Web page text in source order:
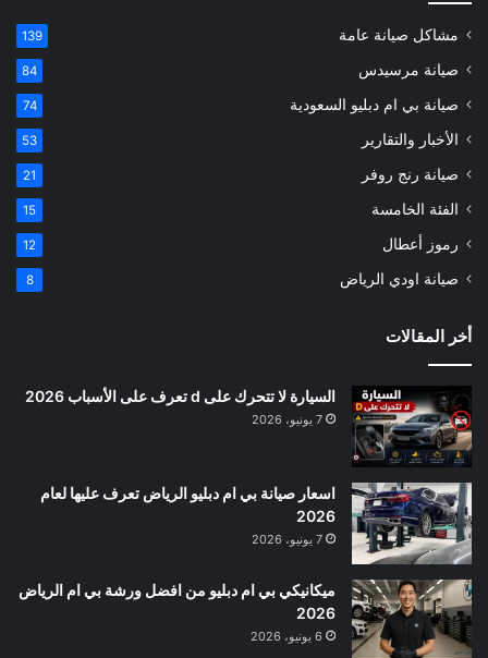
مشاكل صيانة عامة 139
صيانة مرسيدس 84
صيانة بي ام دبليو السعودية 74
الأخبار والتقارير 53
صيانة رنج روفر 21
الفئة الخامسة 15
رموز أعطال 12
صيانة اودي الرياض 8
أخر المقالات
السيارة لا تتحرك على d تعرف على الأسباب 2026
7 يونيو، 2026
اسعار صيانة بي ام دبليو الرياض تعرف عليها لعام
2026
7 يونيو، 2026
ميكانيكي بي ام دبليو من افضل ورشة بي ام الرياض
2026
6 يونيو، 2026